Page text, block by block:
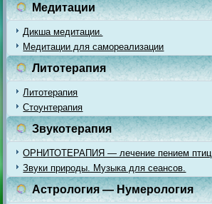
Медитации
Дикша медитации.
Медитации для самореализации
Литотерапия
Литотерапия
Стоунтерапия
Звукотерапия
ОРНИТОТЕРАПИЯ — лечение пением птиц
Звуки природы. Музыка для сеансов.
Астрология — Нумерология